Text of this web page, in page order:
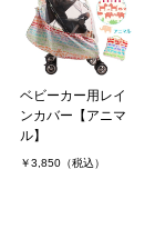
ベビーカー用レイ
ンカバー【アニマ
ル】
￥3,850（税込）